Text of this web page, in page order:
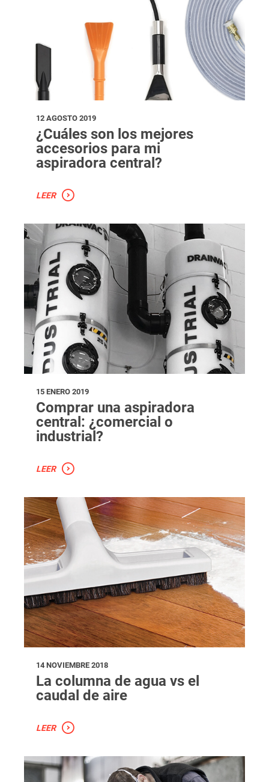
12 AGOSTO 2019
¿Cuáles son los mejores
accesorios para mi
aspiradora central?
LEER
15 ENERO 2019
Comprar una aspiradora
central: ¿comercial o
industrial?
LEER
14 NOVIEMBRE 2018
La columna de agua vs el
caudal de aire
LEER